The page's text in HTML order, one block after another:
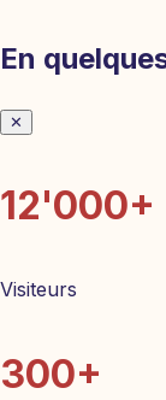
En
✕
12'000+
Visiteurs
300+